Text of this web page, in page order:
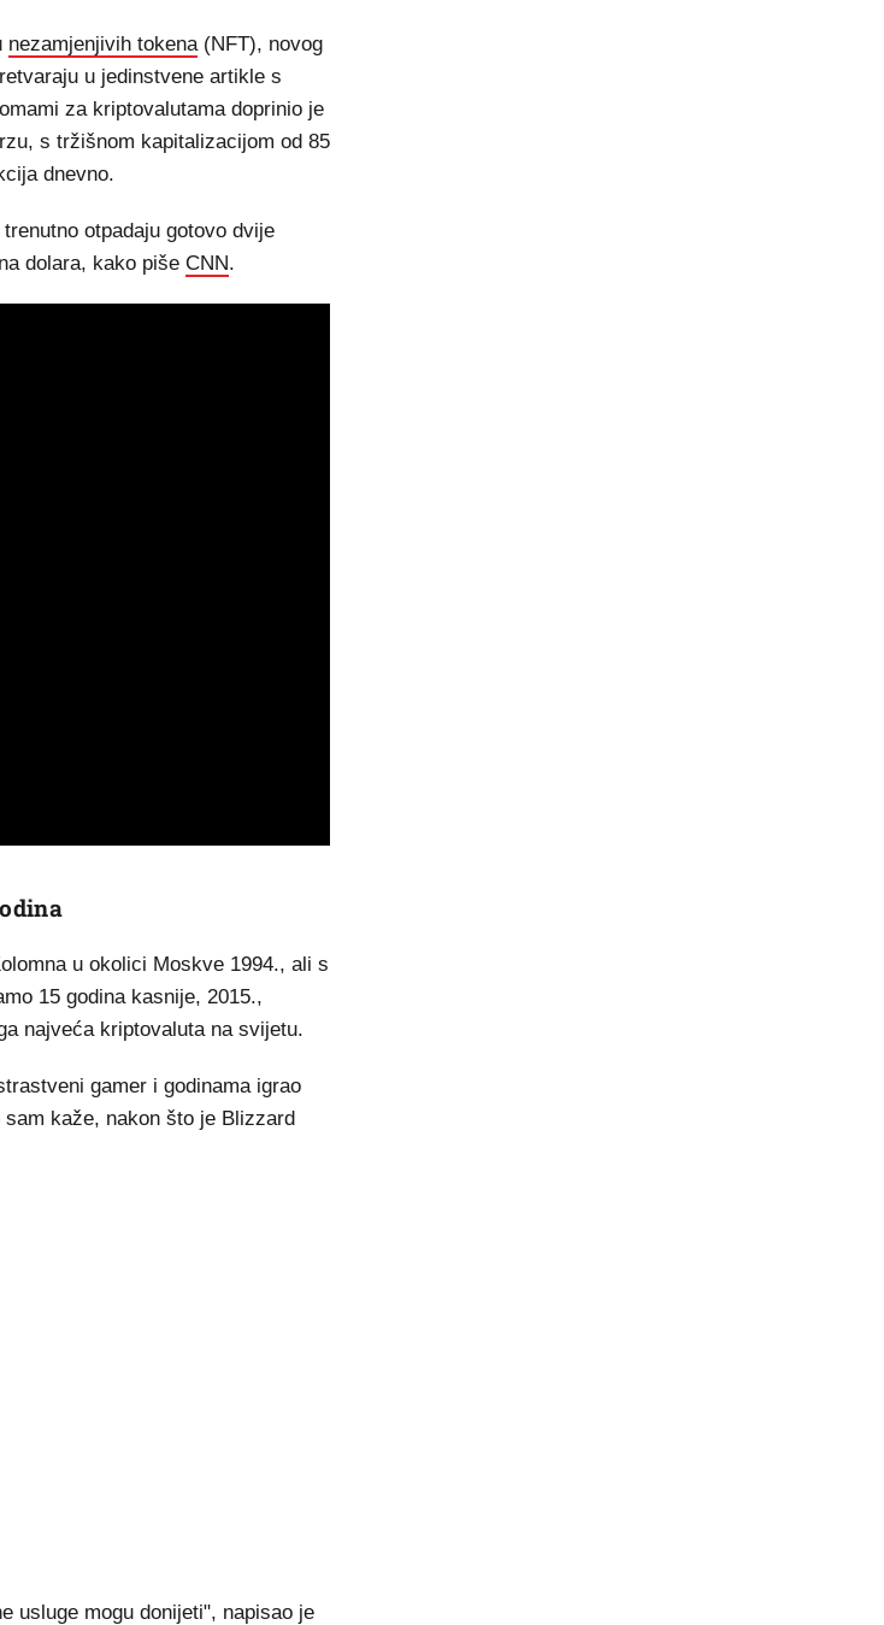
nezamjenjivih tokena(NFT), novog
u jedinstvene artikle s
za kriptovalutama doprinio je
s tržišnom kapitalizacijom od 85
dnevno.
otpadaju gotovo dvije
dolara, kako piše CNN.
u okolici Moskve 1994., ali s
15 godina kasnije, 2015.,
najveća kriptovaluta na svijetu.
gamer i godinama igrao
kaže, nakon što je Blizzard
usluge mogu donijeti", napisao je